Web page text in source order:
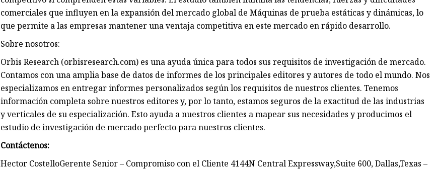
comerciales que influyen en la expansión del mercado global de Máquinas de prueba estáticas y dinámicas, lo
que permite a las empresas mantener una ventaja competitiva en este mercado en rápido desarrollo.
Sobre nosotros:
Orbis Research (orbisresearch.com) es una ayuda única para todos sus requisitos de investigación de mercado.
Contamos con una amplia base de datos de informes de los principales editores y autores de todo el mundo. Nos
especializamos en entregar informes personalizados según los requisitos de nuestros clientes. Tenemos
información completa sobre nuestros editores y, por lo tanto, estamos seguros de la exactitud de las industrias
y verticales de su especialización. Esto ayuda a nuestros clientes a mapear sus necesidades y producimos el
estudio de investigación de mercado perfecto para nuestros clientes.
Contáctenos:
Hector CostelloGerente Senior – Compromiso con el Cliente 4144N Central Expressway,Suite 600, Dallas,Texas –